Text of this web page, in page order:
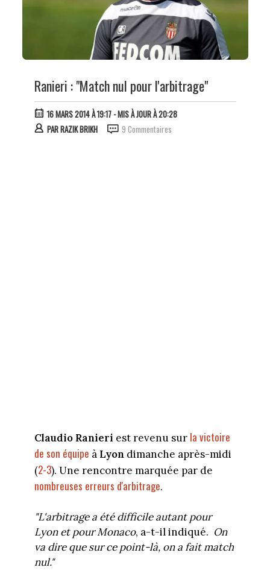
Ranieri : "Match nul pour l'arbitrage"
16 MARS 2014 À 19:17- MIS À JOUR À 20:28
PARRAZIK BRIKH 9 Commentaires
Claudio Ranieri est revenu sur la victoire
de son équipe à Lyondimanche après-midi
(2-3). Une rencontre marquée par de
nombreuses erreurs d'arbitrage.
"L'arbitrage a été difficile autant pour
Lyon et pour Monaco, a-t-il indiqué. On
va dire que sur ce point-là, on a fait match
nul."